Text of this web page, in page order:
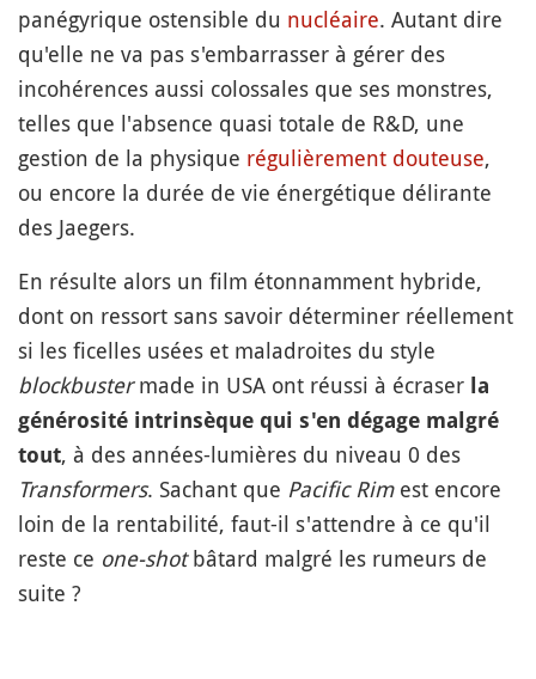
panégyrique ostensible du nucléaire. Autant dire
qu'elle ne va pas s'embarrasser à gérer des
incohérences aussi colossales que ses monstres,
telles que l'absence quasi totale de R&D, une
gestion de la physique régulièrement douteuse,
ou encore la durée de vie énergétique délirante
des Jaegers.
En résulte alors un film étonnamment hybride,
dont on ressort sans savoir déterminer réellement
si les ficelles usées et maladroites du style
blockbustermade in USA ont réussi à écraser la
générosité intrinsèque qui s'en dégage malgré
tout, à des années-lumières du niveau 0 des
Transformers. Sachant que Pacific Rimest encore
loin de la rentabilité, faut-il s'attendre à ce qu'il
reste ce one-shotbâtard malgré les rumeurs de
suite ?